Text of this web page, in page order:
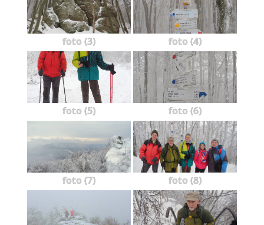
foto (3) foto (4)
foto (5) foto (6)
foto (7) foto (8)